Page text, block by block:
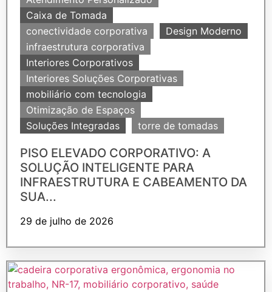
Caixa de Tomada
conectividade corporativa
Design Moderno
infraestrutura corporativa
Interiores Corporativos
Interiores Soluções Corporativas
mobiliário com tecnologia
Otimização de Espaços
Soluções Integradas
torre de tomadas
PISO ELEVADO CORPORATIVO: A
SOLUÇÃO INTELIGENTE PARA
INFRAESTRUTURA E CABEAMENTO DA
SUA...
29 de julho de 2026